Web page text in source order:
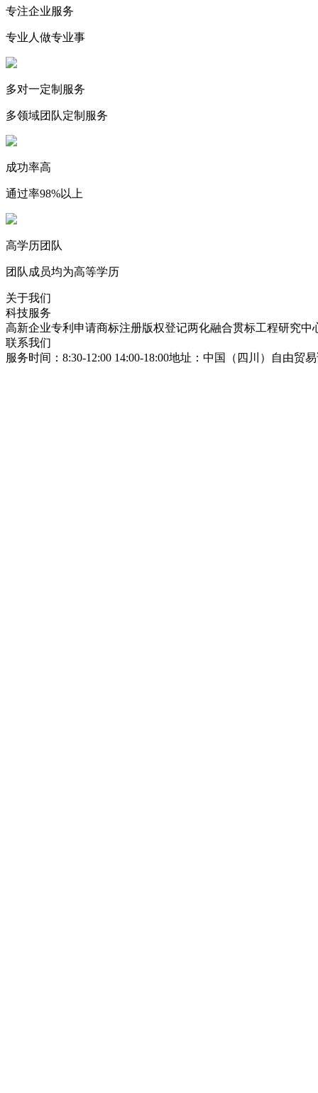
专注企业服务
专业人做专业事
多对一定制服务
多领域团队定制服务
成功率高
通过率98%以上
高学历团队
团队成员均为高等学历
关于我们
科技服务
高新企业专利申请商标注册版权登记两化融合贯标工程研究中
联系我们
服务时间：8:30-12:00 14:00-18:00地址：中国（四川）自由贸